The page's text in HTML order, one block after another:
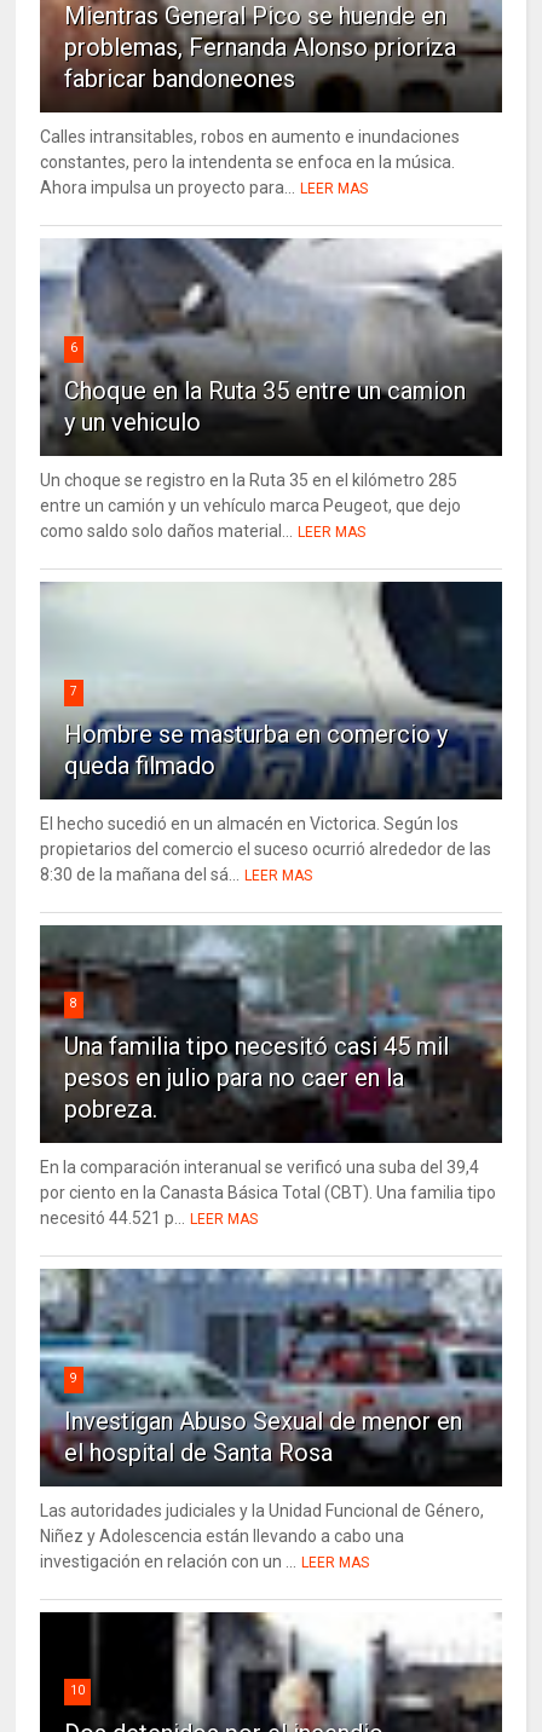
Mientras General Pico se huende en
problemas, Fernanda Alonso prioriza
fabricar bandoneones
Calles intransitables, robos en aumento e inundaciones
constantes, pero la intendenta se enfoca en la música.
Ahora impulsa un proyecto para...
LEER MAS
6
Choque en la Ruta 35 entre un camion
y un vehiculo
Un choque se registro en la Ruta 35 en el kilómetro 285
entre un camión y un vehículo marca Peugeot, que dejo
como saldo solo daños material...
LEER MAS
7
Hombre se masturba en comercio y
queda filmado
El hecho sucedió en un almacén en Victorica. Según los
propietarios del comercio el suceso ocurrió alrededor de las
8:30 de la mañana del sá...
LEER MAS
8
Una familia tipo necesitó casi 45 mil
pesos en julio para no caer en la
pobreza.
En la comparación interanual se verificó una suba del 39,4
por ciento en la Canasta Básica Total (CBT). Una familia tipo
necesitó 44.521 p...
LEER MAS
9
Investigan Abuso Sexual de menor en
el hospital de Santa Rosa
Las autoridades judiciales y la Unidad Funcional de Género,
Niñez y Adolescencia están llevando a cabo una
investigación en relación con un ...
LEER MAS
10